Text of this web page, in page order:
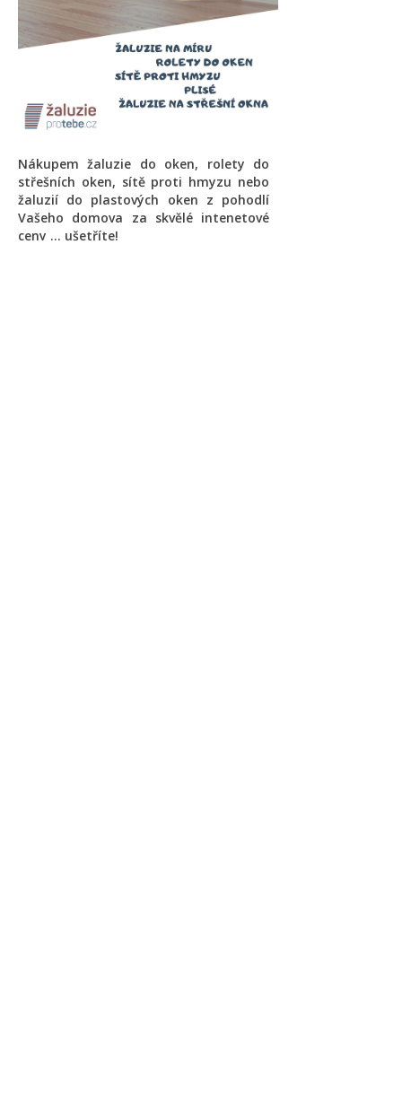
Nákupem žaluzie do oken, rolety do
střešních oken, sítě proti hmyzu nebo
žaluzií do plastových oken z pohodlí
Vašeho domova za skvělé intenetové
ceny ... ušetříte!